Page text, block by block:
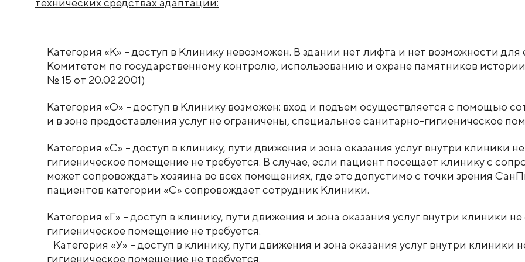
Категория «К» – доступ в Клинику невозможен. В здании нет лифта и нет возможности для
Комитетом по государственному контролю, использованию и охране памятников
№ 15 от 20.02.2001)
Категория «О» – доступ в Клинику возможен: вход и подъем осуществляется с помощью
и в зоне предоставления услуг не ограничены, специальное санитарно-гигиеническое
Категория «С» – доступ в клинику, пути движения и зона оказания услуг внутри клиники
гигиеническое помещение не требуется. В случае, если пациент посещает клинику с
может сопровождать хозяина во всех помещениях, где это допустимо с точки зрения
пациентов категории «С» сопровождает сотрудник Клиники.
Категория «Г» – доступ в клинику, пути движения и зона оказания услуг внутри клиники
гигиеническое помещение не требуется.
Категория «У» – доступ в клинику, пути движения и зона оказания услуг внутри
гигиеническое помещение не требуется.